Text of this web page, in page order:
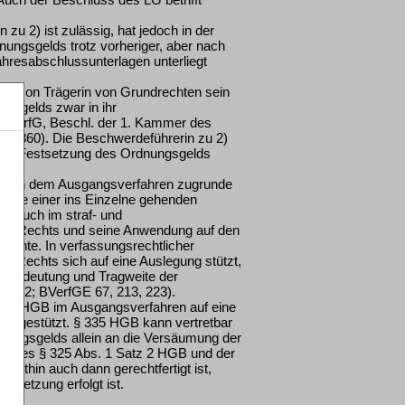
zu 2) ist zulässig, hat jedoch in der
trotz vorheriger, aber nach
unterliegt
Trägerin von Grundrechten sein
zwar in ihr
Beschl. der 1. Kammer des
860). Die Beschwerdeführerin zu 2)
Festsetzung des Ordnungsgelds
dem Ausgangsverfahren zugrunde
die einer ins Einzelne gehenden
Auch im straf- und
Rechts und seine Anwendung auf den
In verfassungsrechtlicher
Rechts sich auf eine Auslegung stützt,
und Tragweite der
92; BVerfGE 67, 213, 223).
HGB im Ausgangsverfahren auf eine
gestützt. § 335 HGB kann vertretbar
allein an die Versäumung der
des § 325 Abs. 1 Satz 2 HGB und der
mithin auch dann gerechtfertigt ist,
erfolgt ist.